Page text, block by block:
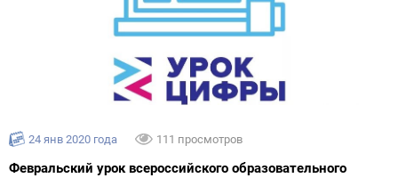
24 янв 2020 года 111 просмотров
Февральский урок всероссийского образовательного